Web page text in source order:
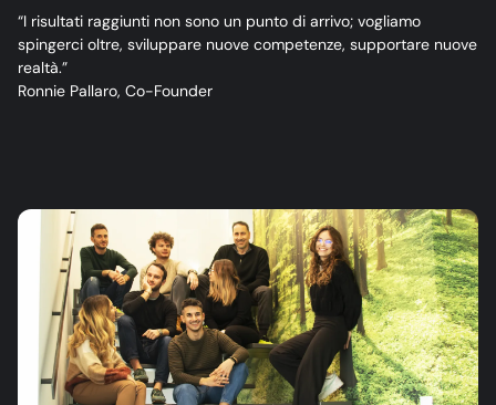
“I risultati raggiunti non sono un punto di arrivo; vogliamo
spingerci oltre, sviluppare nuove competenze, supportare nuove
realtà.”
Ronnie Pallaro, Co-Founder